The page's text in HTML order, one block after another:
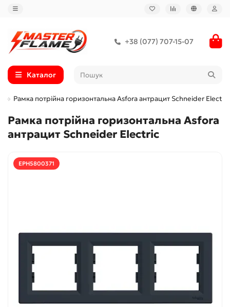
+38 (077) 707-15-07
Каталог
Рамка потрійна горизонтальна Asfora антрацит Schneider Electric
Рамка потрійна горизонтальна Asfora
антрацит Schneider Electric
EPH5800371